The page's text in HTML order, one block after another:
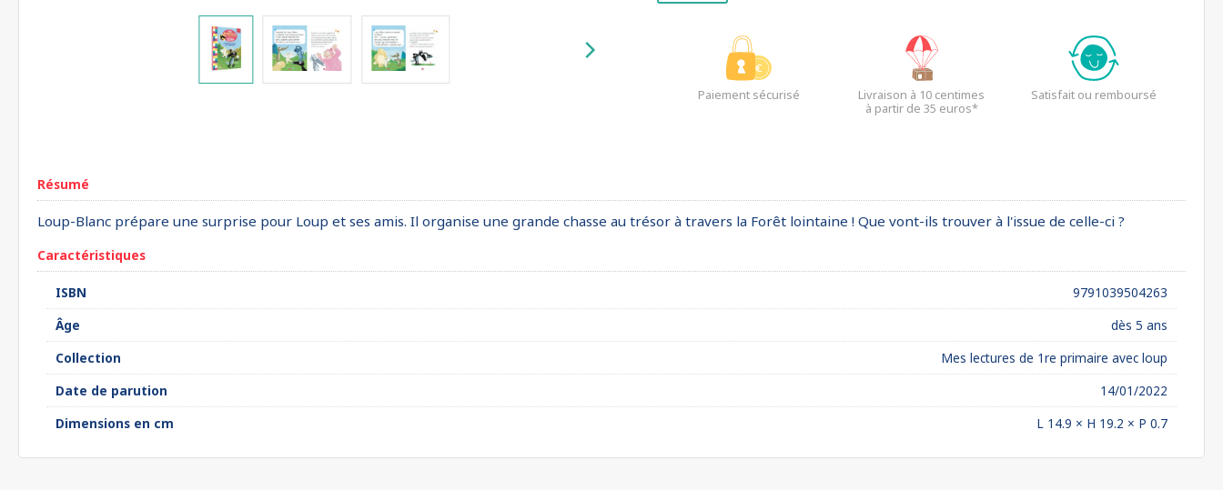
Paiement sécurisé
Livraison à 10 centimes
à partir de 35 euros*
Satisfait ou remboursé
Résumé
Loup-Blanc prépare une surprise pour Loup et ses amis. Il organise une grande chasse au trésor à travers la Forêt lointaine ! Que vont-ils trouver à l'issue de celle-ci ?
Caractéristiques
ISBN
9791039504263
Âge
dès 5 ans
Collection
Mes lectures de 1re primaire avec loup
Date de parution
14/01/2022
Dimensions en cm
L 14.9 × H 19.2 × P 0.7